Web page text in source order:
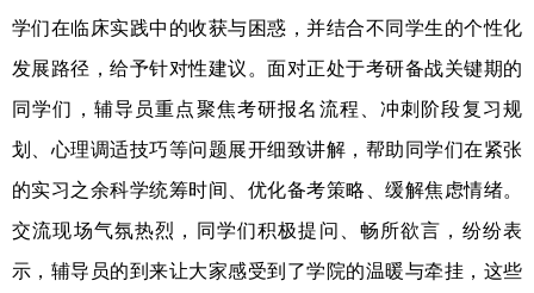
学们在临床实践中的收获与困惑，并结合不同学生的个性化
发展路径，给予针对性建议。面对正处于考研备战关键期的
同学们，辅导员重点聚焦考研报名流程、冲刺阶段复习规
划、心理调适技巧等问题展开细致讲解，帮助同学们在紧张
的实习之余科学统筹时间、优化备考策略、缓解焦虑情绪。
交流现场气氛热烈，同学们积极提问、畅所欲言，纷纷表
示，辅导员的到来让大家感受到了学院的温暖与牵挂，这些